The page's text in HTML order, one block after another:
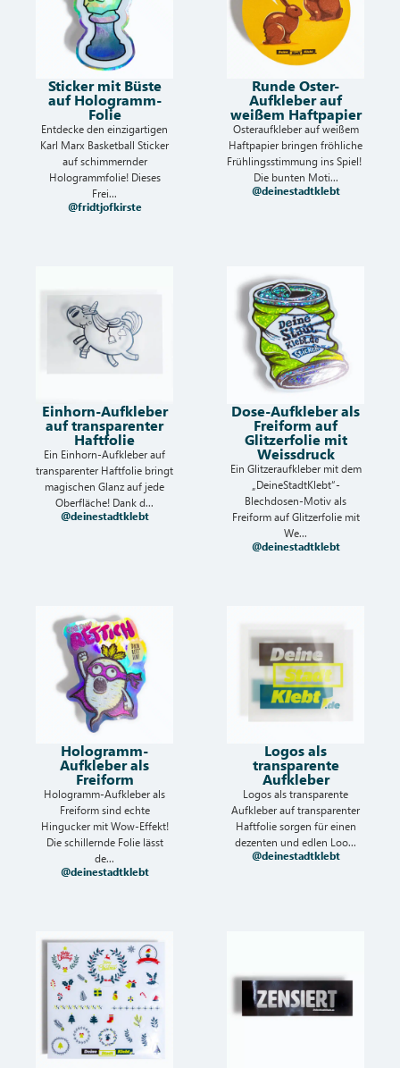
Sticker mit Büste
auf Hologramm-
Folie
Entdecke den einzigartigen
Karl Marx Basketball Sticker
auf schimmernder
Hologrammfolie! Dieses
Frei...
@fridtjofkirste
Runde Oster-
Aufkleber auf
weißem Haftpapier
Osteraufkleber auf weißem
Haftpapier bringen fröhliche
Frühlingsstimmung ins Spiel!
Die bunten Moti...
@deinestadtklebt
Einhorn-Aufkleber
auf transparenter
Haftfolie
Ein Einhorn-Aufkleber auf
transparenter Haftfolie bringt
magischen Glanz auf jede
Oberfläche! Dank d...
@deinestadtklebt
Dose-Aufkleber als
Freiform auf
Glitzerfolie mit
Weissdruck
Ein Glitzeraufkleber mit dem
„DeineStadtKlebt“-
Blechdosen-Motiv als
Freiform auf Glitzerfolie mit
We...
@deinestadtklebt
Hologramm-
Aufkleber als
Freiform
Hologramm-Aufkleber als
Freiform sind echte
Hingucker mit Wow-Effekt!
Die schillernde Folie lässt
de...
@deinestadtklebt
Logos als
transparente
Aufkleber
Logos als transparente
Aufkleber auf transparenter
Haftfolie sorgen für einen
dezenten und edlen Loo...
@deinestadtklebt